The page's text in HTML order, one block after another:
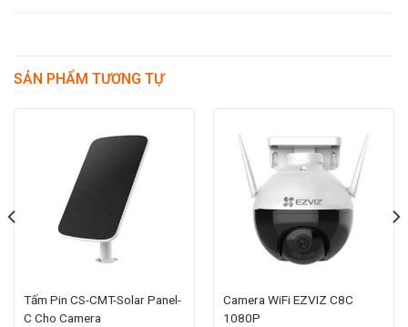
SẢN PHẨM TƯƠNG TỰ
Tấm Pin CS-CMT-Solar Panel-
C Cho Camera
Camera WiFi EZVIZ C8C
1080P